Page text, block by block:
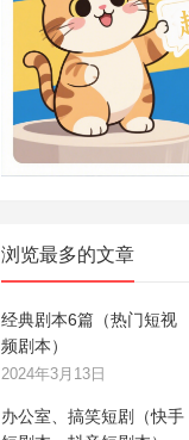
浏览最多的文章
经典剧本6篇（热门短视
频剧本）
2024年3月13日
办公室、搞笑短剧（快手